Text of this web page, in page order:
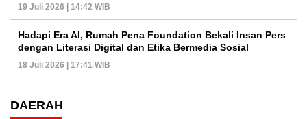
19 Juli 2026 | 14:42 WIB
Hadapi Era AI, Rumah Pena Foundation Bekali Insan Pers
dengan Literasi Digital dan Etika Bermedia Sosial
18 Juli 2026 | 17:41 WIB
DAERAH